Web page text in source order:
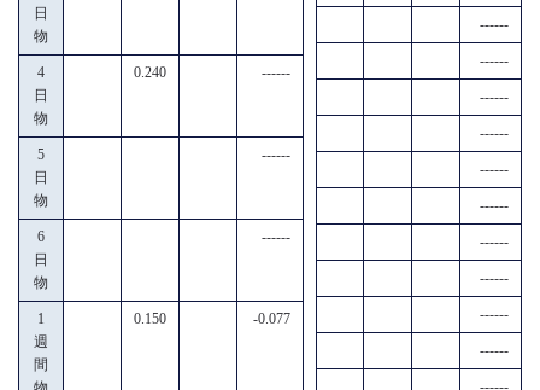
日
物
4
日
物
0.240 ------
5
日
物
------
6
日
物
------
1
週
間
0.150 -0.077
------
------
------
------
------
------
------
------
------
------
------